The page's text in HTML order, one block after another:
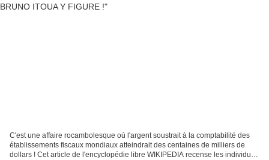
C'est une affaire rocambolesque où l'argent soustrait à la comptabilité des
établissements fiscaux mondiaux atteindrait des centaines de milliers de
dollars ! Cet article de l'encyclopédie libre WIKIPEDIA recense les individus